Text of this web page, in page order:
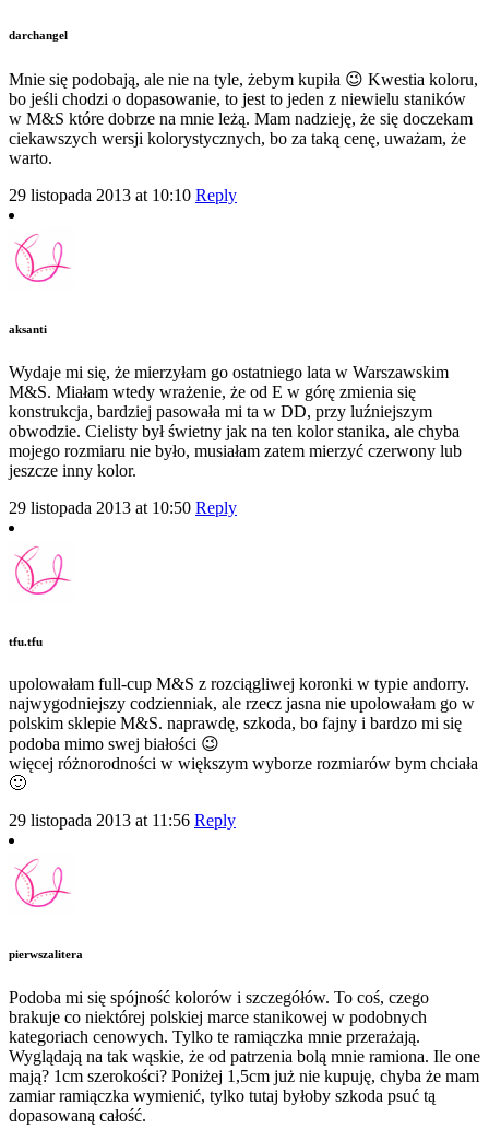
darchangel
Mnie się podobają, ale nie na tyle, żebym kupiła 😉 Kwestia koloru,
bo jeśli chodzi o dopasowanie, to jest to jeden z niewielu staników
w M&S które dobrze na mnie leżą. Mam nadzieję, że się doczekam
ciekawszych wersji kolorystycznych, bo za taką cenę, uważam, że
warto.
29 listopada 2013 at 10:10 Reply
aksanti
Wydaje mi się, że mierzyłam go ostatniego lata w Warszawskim
M&S. Miałam wtedy wrażenie, że od E w górę zmienia się
konstrukcja, bardziej pasowała mi ta w DD, przy luźniejszym
obwodzie. Cielisty był świetny jak na ten kolor stanika, ale chyba
mojego rozmiaru nie było, musiałam zatem mierzyć czerwony lub
jeszcze inny kolor.
29 listopada 2013 at 10:50 Reply
tfu.tfu
upolowałam full-cup M&S z rozciągliwej koronki w typie andorry.
najwygodniejszy codzienniak, ale rzecz jasna nie upolowałam go w
polskim sklepie M&S. naprawdę, szkoda, bo fajny i bardzo mi się
podoba mimo swej białości 😉
więcej różnorodności w większym wyborze rozmiarów bym chciała
🙂
29 listopada 2013 at 11:56 Reply
pierwszalitera
Podoba mi się spójność kolorów i szczegółów. To coś, czego
brakuje co niektórej polskiej marce stanikowej w podobnych
kategoriach cenowych. Tylko te ramiączka mnie przerażają.
Wyglądają na tak wąskie, że od patrzenia bolą mnie ramiona. Ile one
mają? 1cm szerokości? Poniżej 1,5cm już nie kupuję, chyba że mam
zamiar ramiączka wymienić, tylko tutaj byłoby szkoda psuć tą
dopasowaną całość.